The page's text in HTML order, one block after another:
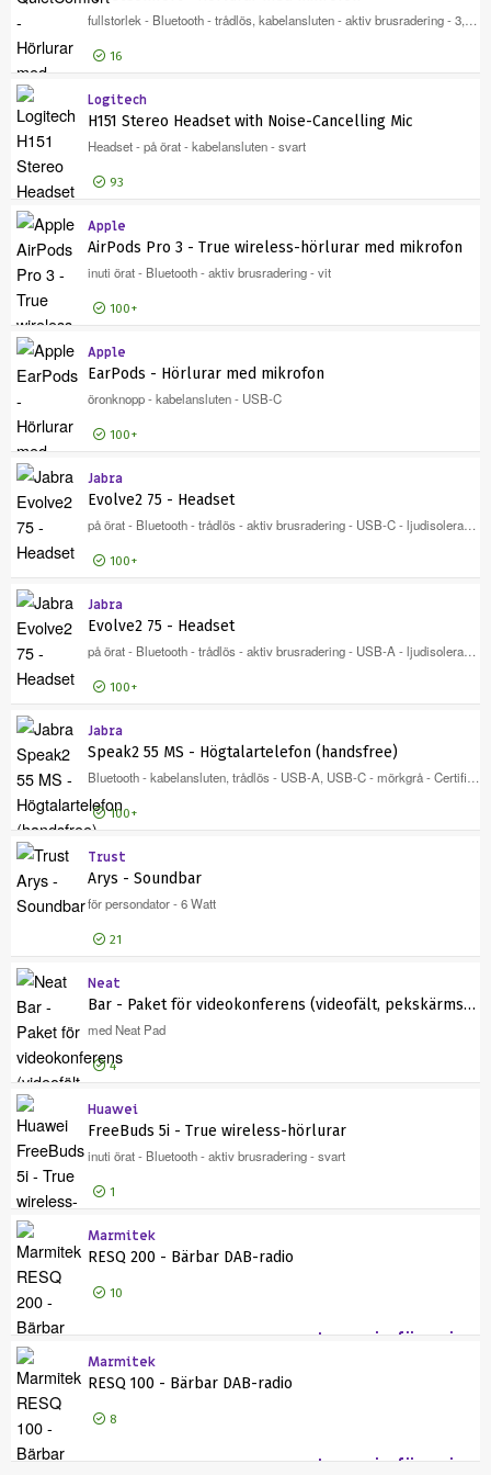
Högtalare
Tillverkare
Logitech
Visa fler
Certifieringar
Certifieringar
TCO-certifierad
ENERGY STAR-godkänd 21
Produktlinje
Produktlinje
Modell
Modell
fullstorlek - Bluetooth - trådlös, kabelansluten - aktiv brusradering - 3,5 mm kontakt - rökvit
16
Logitech
H151 Stereo Headset with Noise-Cancelling Mic
Headset - på örat - kabelansluten - svart
93
Apple
AirPods Pro 3 - True wireless-hörlurar med mikrofon
inuti örat - Bluetooth - aktiv brusradering - vit
100+
Apple
EarPods - Hörlurar med mikrofon
öronknopp - kabelansluten - USB-C
100+
Jabra
Evolve2 75 - Headset
på örat - Bluetooth - trådlös - aktiv brusradering - USB-C - ljudisolerande - svart - Certifierad för Microsoft-teams
100+
Jabra
Evolve2 75 - Headset
på örat - Bluetooth - trådlös - aktiv brusradering - USB-A - ljudisolerande - svart - Certifierad för Microsoft-teams
100+
Jabra
Speak2 55 MS - Högtalartelefon (handsfree)
Bluetooth - kabelansluten, trådlös - USB-A, USB-C - mörkgrå - Certifierad för Microsoft-teams, Microsoft Swift Pair-certifierad
100+
Trust
Arys - Soundbar
för persondator - 6 Watt
21
Neat
Bar - Paket för videokonferens (videofält, pekskärmskonsol)
med Neat Pad
4
Huawei
FreeBuds 5i - True wireless-hörlurar
inuti örat - Bluetooth - aktiv brusradering - svart
1
Marmitek
RESQ 200 - Bärbar DAB-radio
10
Logga in för pris
Marmitek
RESQ 100 - Bärbar DAB-radio
8
Logga in för pris